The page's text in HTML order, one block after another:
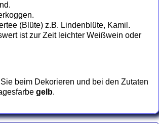
(Blüte) z.B. Lindenblüte, Kamil.
ist zur Zeit leichter Weißwein oder
beim Dekorieren und bei den Zutaten
gelb.